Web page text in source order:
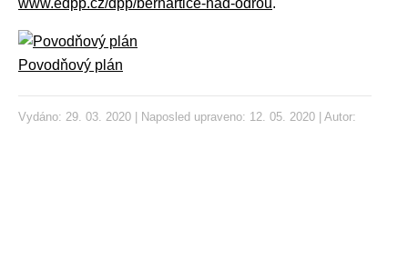
www.edpp.cz/dpp/bernartice-nad-odrou.
Povodňový plán
Vydáno: 29. 03. 2020 | Naposled upraveno: 12. 05. 2020 | Autor: